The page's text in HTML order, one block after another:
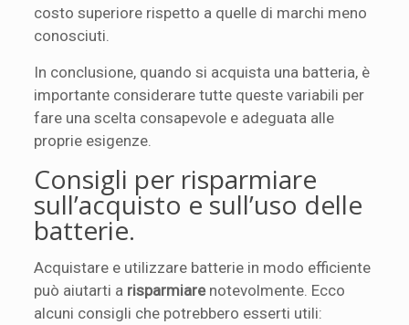
costo superiore rispetto a quelle di marchi meno
conosciuti.
In conclusione, quando si acquista una batteria, è
importante considerare tutte queste variabili per
fare una scelta consapevole e adeguata alle
proprie esigenze.
Consigli per risparmiare
sull’acquisto e sull’uso delle
batterie.
Acquistare e utilizzare batterie in modo efficiente
può aiutarti a risparmiarenotevolmente. Ecco
alcuni consigli che potrebbero esserti utili: